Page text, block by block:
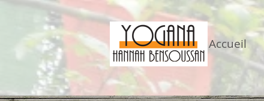
Accueil